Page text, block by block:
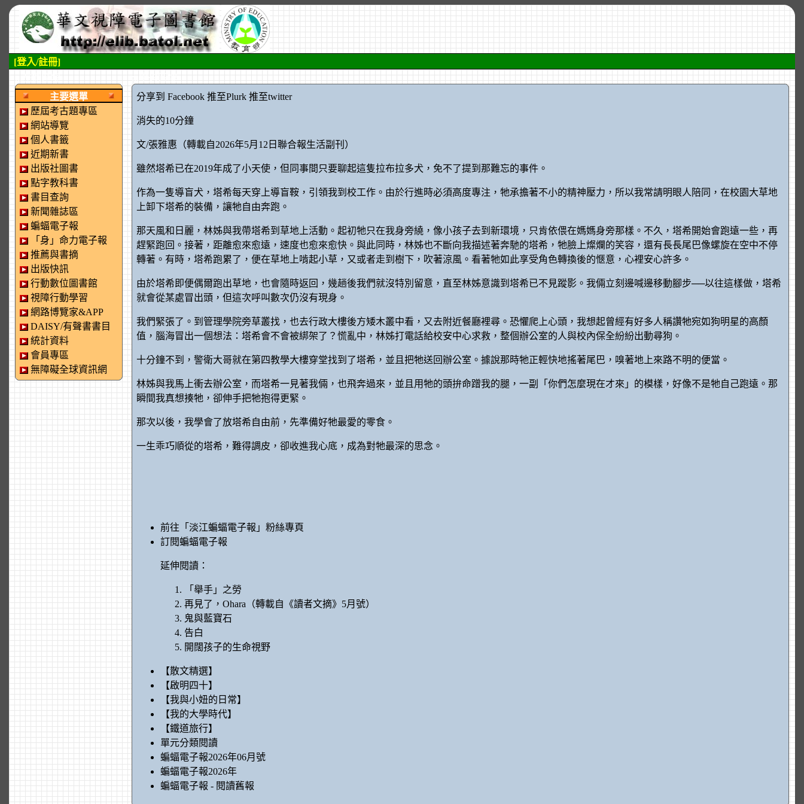
[登入/註冊]
主要選單
歷屆考古題專區
網站導覽
個人書籤
近期新書
出版社圖書
點字教科書
書目查詢
新聞雜誌區
蝙蝠電子報
「身」命力電子報
推薦與書摘
出版快訊
行動數位圖書館
視障行動學習
網路博覽家&APP
DAISY/有聲書書目
統計資料
會員專區
無障礙全球資訊網
分享到 Facebook 推至Plurk 推至twitter
消失的10分鐘
文/張雅惠（轉載自2026年5月12日聯合報生活副刊）
雖然塔希已在2019年成了小天使，但同事間只要聊起這隻拉布拉多犬，免不了提到那難忘的事件。
作為一隻導盲犬，塔希每天穿上導盲鞍，引領我到校工作。由於行進時必須高度專注，牠承擔著不小的精神壓力，所以我常請明眼人陪同，在校園大草地
上卸下塔希的裝備，讓牠自由奔跑。
那天風和日麗，林姊與我帶塔希到草地上活動。起初牠只在我身旁繞，像小孩子去到新環境，只肯依偎在媽媽身旁那樣。不久，塔希開始會跑遠一些，再
趕緊跑回。接著，距離愈來愈遠，速度也愈來愈快。與此同時，林姊也不斷向我描述著奔馳的塔希，牠臉上燦爛的笑容，還有長長尾巴像螺旋在空中不停
轉著。有時，塔希跑累了，便在草地上啃起小草，又或者走到樹下，吹著涼風。看著牠如此享受角色轉換後的愜意，心裡安心許多。
由於塔希即便偶爾跑出草地，也會隨時返回，幾趟後我們就沒特別留意，直至林姊意識到塔希已不見蹤影。我倆立刻邊喊邊移動腳步──以往這樣做，塔希
就會從某處冒出頭，但這次呼叫數次仍沒有現身。
我們緊張了。到管理學院旁草叢找，也去行政大樓後方矮木叢中看，又去附近餐廳裡尋。恐懼爬上心頭，我想起曾經有好多人稱讚牠宛如狗明星的高顏
值，腦海冒出一個想法：塔希會不會被綁架了？慌亂中，林姊打電話給校安中心求救，整個辦公室的人與校內保全紛紛出動尋狗。
十分鐘不到，警衛大哥就在第四教學大樓穿堂找到了塔希，並且把牠送回辦公室。據說那時牠正輕快地搖著尾巴，嗅著地上來路不明的便當。
林姊與我馬上衝去辦公室，而塔希一見著我倆，也飛奔過來，並且用牠的頭拚命蹭我的腿，一副「你們怎麼現在才來」的模樣，好像不是牠自己跑遠。那
瞬間我真想揍牠，卻伸手把牠抱得更緊。
那次以後，我學會了放塔希自由前，先準備好牠最愛的零食。
一生乖巧順從的塔希，難得調皮，卻收進我心底，成為對牠最深的思念。
前往「淡江蝙蝠電子報」粉絲專頁
訂閱蝙蝠電子報
延伸閱讀：
「舉手」之勞
再見了，Ohara（轉載自《讀者文摘》5月號）
鬼與藍寶石
告白
開闊孩子的生命視野
【散文精選】
【啟明四十】
【我與小妞的日常】
【我的大學時代】
【鐵道旅行】
單元分類閱讀
蝙蝠電子報2026年06月號
蝙蝠電子報2026年
蝙蝠電子報 - 閱讀舊報